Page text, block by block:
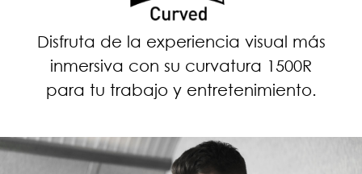
Disfruta de la experiencia visual más
inmersiva con su curvatura 1500R
para tu trabajo y entretenimiento.